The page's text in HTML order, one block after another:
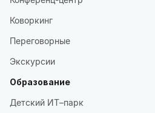
Коворкинг
Переговорные
Экскурсии
Образование
Детский ИТ–парк